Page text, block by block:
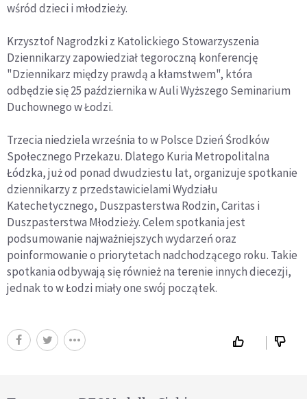
wśród dzieci i młodzieży.
Krzysztof Nagrodzki z Katolickiego Stowarzyszenia
Dziennikarzy zapowiedział tegoroczną konferencję
"Dziennikarz między prawdą a kłamstwem", która
odbędzie się 25 października w Auli Wyższego Seminarium
Duchownego w Łodzi.
Trzecia niedziela września to w Polsce Dzień Środków
Społecznego Przekazu. Dlatego Kuria Metropolitalna
Łódzka, już od ponad dwudziestu lat, organizuje spotkanie
dziennikarzy z przedstawicielami Wydziału
Katechetycznego, Duszpasterstwa Rodzin, Caritas i
Duszpasterstwa Młodzieży. Celem spotkania jest
podsumowanie najważniejszych wydarzeń oraz
poinformowanie o priorytetach nadchodzącego roku. Takie
spotkania odbywają się również na terenie innych diecezji,
jednak to w Łodzi miały one swój początek.